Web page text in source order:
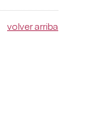
volver arriba